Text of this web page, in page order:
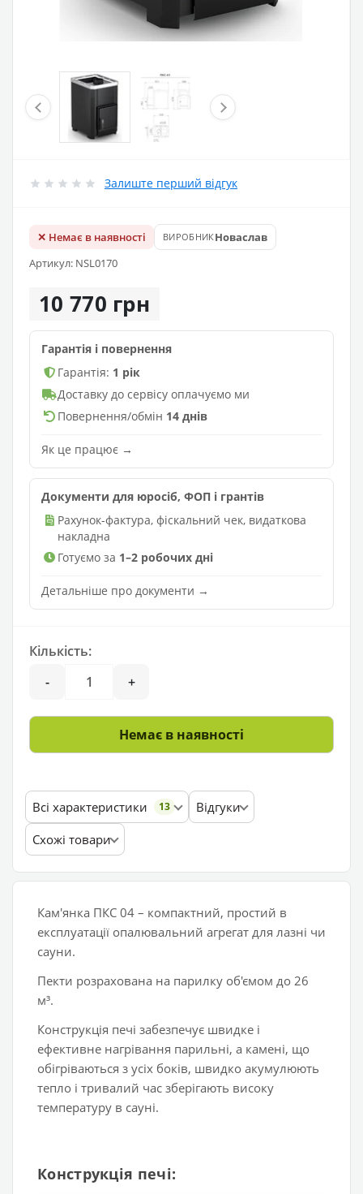
Залиште перший відгук
✕ Немає в наявності ВИРОБНИКНоваслав
Артикул: NSL0170
10 770 грн
Гарантія і повернення
Гарантія: 1 рік
Доставку до сервісу оплачуємо ми
Повернення/обмін 14 днів
Як це працює →
Документи для юросіб, ФОП і грантів
Рахунок-фактура, фіскальний чек, видаткова
накладна
Готуємо за 1–2 робочих дні
Детальніше про документи →
Кількість:
-
+
Немає в наявності
Всі характеристики 13
Відгуки
Схожі товари
Кам'янка ПКС 04 – компактний, простий в
експлуатації опалювальний агрегат для лазні чи
сауни.
Пекти розрахована на парилку об'ємом до 26
м³.
Конструкція печі забезпечує швидке і
ефективне нагрівання парильні, а камені, що
обігріваються з усіх боків, швидко акумулюють
тепло і тривалий час зберігають високу
температуру в сауні.
Конструкція печі: